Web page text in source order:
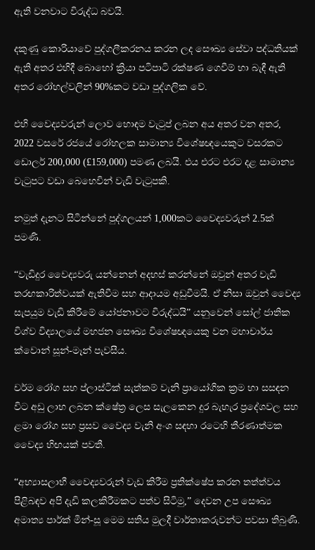
ඇති වනවාට විරුද්ධ බවයි.
දකුණු කොරියාවේ පුද්ගලීකරනය කරන ලද සෞඛ්‍ය සේවා පද්ධතියක්
ඇති අතර එහිදී බොහෝ ක්‍රියා පටිපාටි රක්ෂණ ගෙවීම් හා බැඳී ඇති
අතර රෝහල්වලින් 90%කට වඩා පුද්ගලික වේ.
එහි වෛද්‍යවරුන් ලොව හොඳම වැටුප් ලබන අය අතර වන අතර,
2022 වසරේ රජයේ රෝහලක සාමාන්‍ය විශේෂඥයෙකුට වසරකට
ඩොලර් 200,000 (£159,000) පමණ ලබයි. එය එරට එරට දළ සාමාන්‍ය
වැටුපට වඩා බෙහෙවින් වැඩි වැටුපකි.
නමුත් දැනට සිටින්නේ පුද්ගලයන් 1,000කට වෛද්‍යවරුන් 2.5ක්
පමණි.
“වැඩිදුර වෛද්‍යවරු යන්නෙන් අදහස් කරන්නේ ඔවුන් අතර වැඩි
තරඟකාරිත්වයක් ඇතිවීම සහ ආදායම අඩුවීමයි. ඒ නිසා ඔවුන් වෛද්‍ය
සැපයුම වැඩි කිරීමේ යෝජනාවට විරුද්ධයි” යනුවෙන් සෝල් ජාතික
විශ්ව විද්‍යාලයේ මහජන සෞඛ්‍ය විශේෂඥයෙකු වන මහාචාර්ය
ක්වොන් සූන්-මෑන් පැවසීය.
චර්ම රෝග සහ ප්ලාස්ටික් සැත්කම් වැනි ප්‍රායෝගික ක්‍රම හා සසඳන
විට අඩු ලාභ ලබන ක්ෂේත්‍ර ලෙස සැලකෙන දුර බැහැර ප්‍රදේශවල සහ
ළමා රෝග සහ ප්‍රසව වෛද්‍ය වැනි අංශ සඳහා රටෙහි තීරණාත්මක
වෛද්‍ය හිඟයක් පවතී.
“අභ්‍යාසලාභී වෛද්‍යවරුන් වැඩ කිරීම ප්‍රතික්ෂේප කරන තත්ත්වය
පිළිබඳව අපි දැඩි කලකිරීමකට පත්ව සිටිමු,” දෙවන උප සෞඛ්‍ය
අමාත්‍ය පාර්ක් මින්-සූ මෙම සතිය මුලදී වාර්තාකරුවන්ට පවසා තිබුණි.